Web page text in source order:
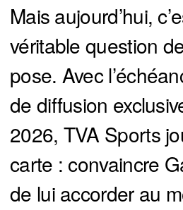
Mais aujourd’hui,
véritable question
pose. Avec
de diffusion
2026, TVA Sports
carte : convaincre
de lui accorder au